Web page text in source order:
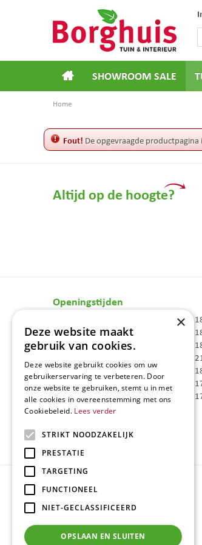
Home
SHOWROOM SALE
Fout! De opgevraagde
Altijd op de hoogte?
Openingstijden
09:00 -
Dinsdag
09:00 -
Woensdag
09:00 -
09:00 -
Vrijdag
09:00 -
Zaterdag
09:00 -
Zondag
10:00 -
Tuincentrum Borghuis
Loungesets
Bloemen
Barbecues
×
Deze website maakt
gebruik van cookies.
Deze website gebruikt cookies om uw
gebruikerservaring te verbeteren. Door
onze website te gebruiken, stemt u in met
alle cookies in overeenstemming met ons
Cookiebeleid. Lees verder
STRIKT NOODZAKELIJK
PRESTATIE
TARGETING
FUNCTIONEEL
NIET-GECLASSIFICEERD
OPSLAAN EN SLUITEN